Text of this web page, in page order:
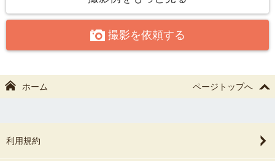
その他、ご不明点やご不安な点がございましたらお気軽にご連絡く
ださい！
撮影を依頼する
ホーム ページトップへ
利用規約